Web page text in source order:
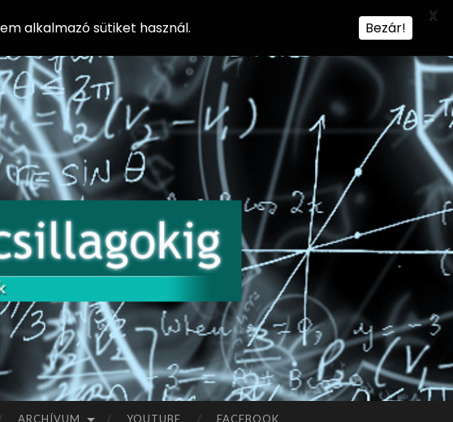
ARCHÍVUM YOUTUBE FACEBOOK
alkalmazó sütiket használ. Bezár!
X